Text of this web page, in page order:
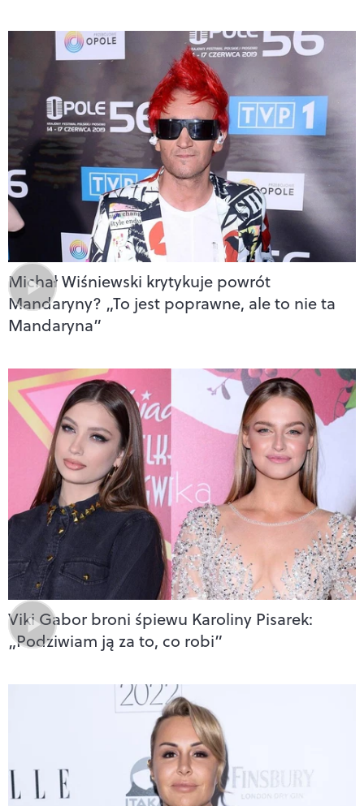
Michał Wiśniewski krytykuje powrót
Mandaryny? „To jest poprawne, ale to nie ta
Mandaryna”
Viki Gabor broni śpiewu Karoliny Pisarek:
„Podziwiam ją za to, co robi”